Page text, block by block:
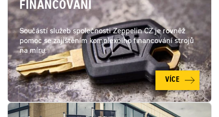
FINANCOVÁNÍ
Součástí služeb společnosti Zeppelin CZ je rovněž
pomoc se zajištěním komplexního financování strojů
na míru.
VÍCE